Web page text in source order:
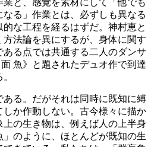
る」作業とは、必ずしも異なる
な工程を経るはずだ。神村恵と
法論を異にするが、身体に関す
る点では共通する二人のダンサ
魚》と題されたデュオ作で到達
る。だがそれは同時に既知に縛
か作動しない。古今様々に描か
の生き物は、例えば人の上半身
のように、ほとんどが既知の生